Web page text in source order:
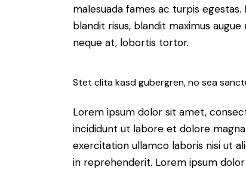
malesuada fames ac turpis
blandit risus, blandit maximus
neque at, lobortis tortor.
Stet clita kasd gubergren, no sea
Lorem ipsum dolor sit amet,
incididunt ut labore et dolore
exercitation ullamco laboris nisi ut
in reprehenderit. Lorem ipsum